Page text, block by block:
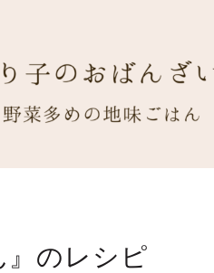
』のレシピ